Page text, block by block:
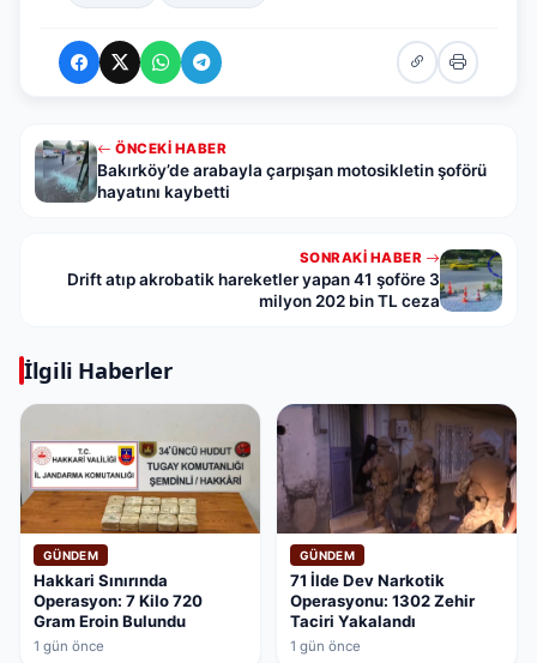
ÖNCEKI HABER
Bakırköy’de arabayla çarpışan motosikletin şoförü
hayatını kaybetti
SONRAKI HABER
Drift atıp akrobatik hareketler yapan 41 şoföre 3
milyon 202 bin TL ceza
İlgili Haberler
GÜNDEM
Hakkari Sınırında
Operasyon: 7 Kilo 720
Gram Eroin Bulundu
1 gün önce
GÜNDEM
71 İlde Dev Narkotik
Operasyonu: 1302 Zehir
Taciri Yakalandı
1 gün önce